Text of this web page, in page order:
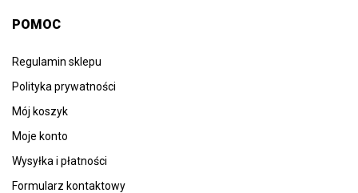
POMOC
Regulamin sklepu
Polityka prywatności
Mój koszyk
Moje konto
Wysyłka i płatności
Formularz kontaktowy